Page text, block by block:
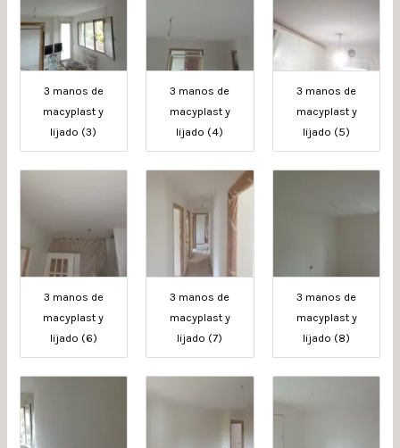
3 manos de
macyplast y
lijado (3)
3 manos de
macyplast y
lijado (4)
3 manos de
macyplast y
lijado (5)
3 manos de
macyplast y
lijado (6)
3 manos de
macyplast y
lijado (7)
3 manos de
macyplast y
lijado (8)